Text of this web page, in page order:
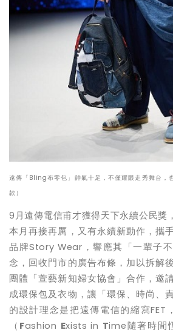
遠傳「Bling布零包」帥氣十足，不僅耀眼走秀舞台，
款）
9月遠傳電信甫才獲得天下永續公民獎
本月再接再厲，又有永續新動作，攜
品牌Story Wear，響應其「一輩子
念，回收門市的廣告布條，加以拆解
團體「萱藝新知婦女協會」合作，邀
成環保包及衣物，讓「環保、時尚、
的設計理念是把遠傳電信的縮寫FET
（ Fashion Exists in Time隨著時間